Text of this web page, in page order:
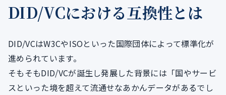
DID/VCにおける互換性とは
DID/VCはW3CやISOといった国際団体によって標準化が
進められています。
そもそもDID/VCが誕生し発展した背景には「国やサービ
スといった境を超えて流通せなあかんデータがあるでし